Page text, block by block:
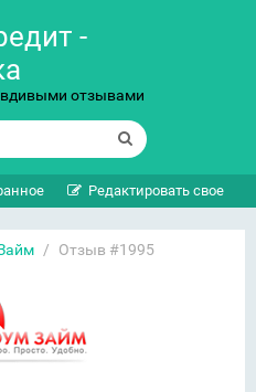
-
отзывами
Редактировать свое
/ Отзыв #1995